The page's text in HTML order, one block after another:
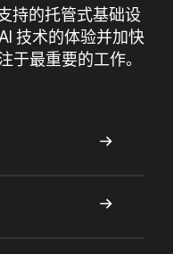
持的托管式基础设
技术的体验并加快
于最重要的工作。